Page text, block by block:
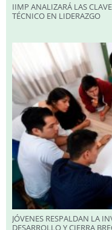
IIMP ANALIZARÁ LAS
TÉCNICO EN LIDERAZGO
JÓVENES RESPALDAN LA
DESARROLLO Y CIERRA